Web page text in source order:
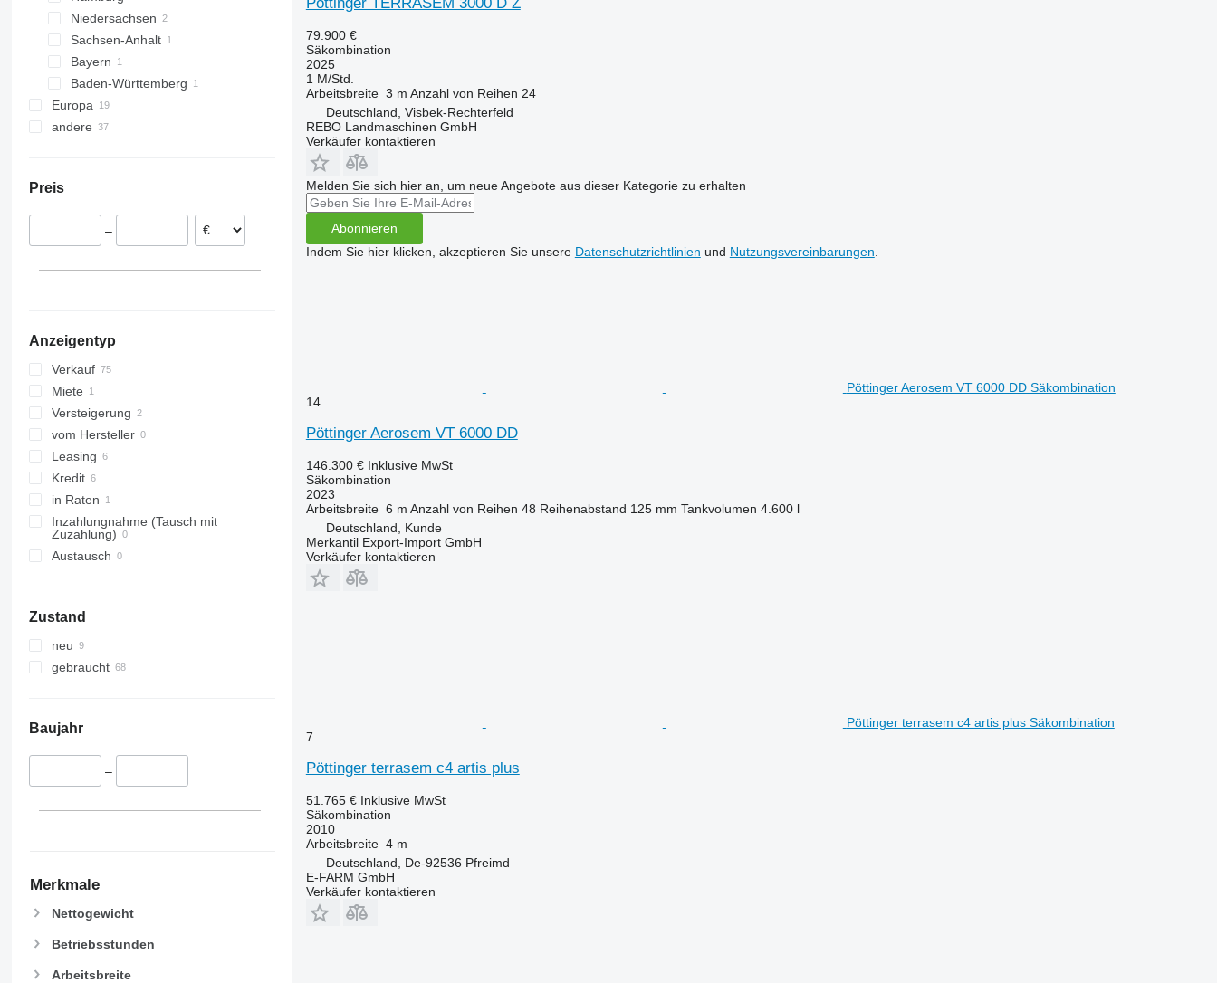
Preetz
Lübeck
Hamburg
Niedersachsen
Wildeshausen
Sachsen-Anhalt
Calbe
Bayern
Regensburg
Baden-Württemberg
Heilbronn
Europa
Österreich
Lettland
Tschechien
andere
Preis
–
Anzeigentyp
Verkauf
Miete
Versteigerung
vom Hersteller
Leasing
Kredit
in Raten
Inzahlungnahme (Tausch mit
Zuzahlung)
Austausch
Zustand
neu
gebraucht
Baujahr
–
Merkmale
Nettogewicht
Betriebsstunden
Arbeitsbreite
79.900 €
Säkombination
2025
1 M/Std.
Arbeitsbreite 3 m Anzahl von Reihen 24
Deutschland, Visbek-Rechterfeld
REBO Landmaschinen GmbH
Verkäufer kontaktieren
Melden Sie sich hier an, um neue Angebote aus dieser Kategorie zu erhalten
Abonnieren
Indem Sie hier klicken, akzeptieren Sie unsere Datenschutzrichtlinien und Nutzungsvereinbarungen
Pöttinger Aerosem VT 6000 DD Säkombination
14
Pöttinger Aerosem VT 6000 DD
146.300 € Inklusive MwSt
Säkombination
2023
Arbeitsbreite 6 m Anzahl von Reihen 48 Reihenabstand 125 mm Tankvolumen 4.600 l
Deutschland, Kunde
Merkantil Export-Import GmbH
Verkäufer kontaktieren
Pöttinger terrasem c4 artis plus Säkombination
7
Pöttinger terrasem c4 artis plus
51.765 € Inklusive MwSt
Säkombination
2010
Arbeitsbreite 4 m
Deutschland, De-92536 Pfreimd
E-FARM GmbH
Verkäufer kontaktieren